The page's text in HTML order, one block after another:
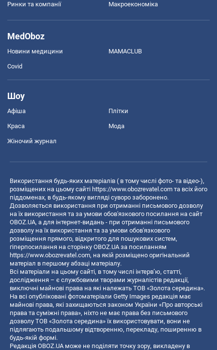
Ринки та компанії Макроекономіка
MedOboz
Новини медицини MAMACLUB
Covid
Шоу
Афіша Плітки
Краса Мода
Жіночий журнал
Використання будь-яких матеріалів ( в тому числі фото- та відео-),
розміщених на цьому сайті https://www.obozrevatel.com та всіх його
піддоменах, в будь-якому вигляді суворо заборонено.
Дозволяється використання при отриманні письмового дозволу
на їх використання та за умови обов'язкового посилання на сайт
OBOZ.UA, а для інтернет-видань - при отриманні письмового
дозволу на їх використання та за умови обов'язкового
розміщення прямого, відкритого для пошукових систем,
гіперпосилання на сторінку OBOZ.UA за посиланням
https://www.obozrevatel.com, на якій розміщено оригінальний
матеріал в першому абзаці матеріалу.
Всі матеріали на цьому сайті, в тому числі інтерв’ю, статті,
дослідження – є службовими творами журналістів редакції,
виключні майнові права на які належать ТОВ «Золота середина».
На всі опубліковані фотоматеріали Getty Images редакція має
майнові права, які захищаються законом України «Про авторські
права та суміжні права», ніхто не має права без письмового
дозволу ТОВ «Золота середина» їх використовувати, вони не
підлягають подальшому відтворенню, перекладу, поширенню в
будь-якій формі.
Редакція OBOZ.UA може не поділяти точку зору, викладену в